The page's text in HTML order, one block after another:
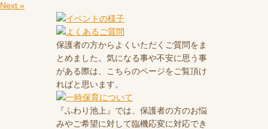
Next »
保護者の方からよくいただくご質問をま
とめました。気になる事や不安に思う事
がある際は、こちらのページをご覧頂け
ればと思います。
『ふわり池上』では、保護者の方のお悩
みやご希望に対して臨機応変に対応でき